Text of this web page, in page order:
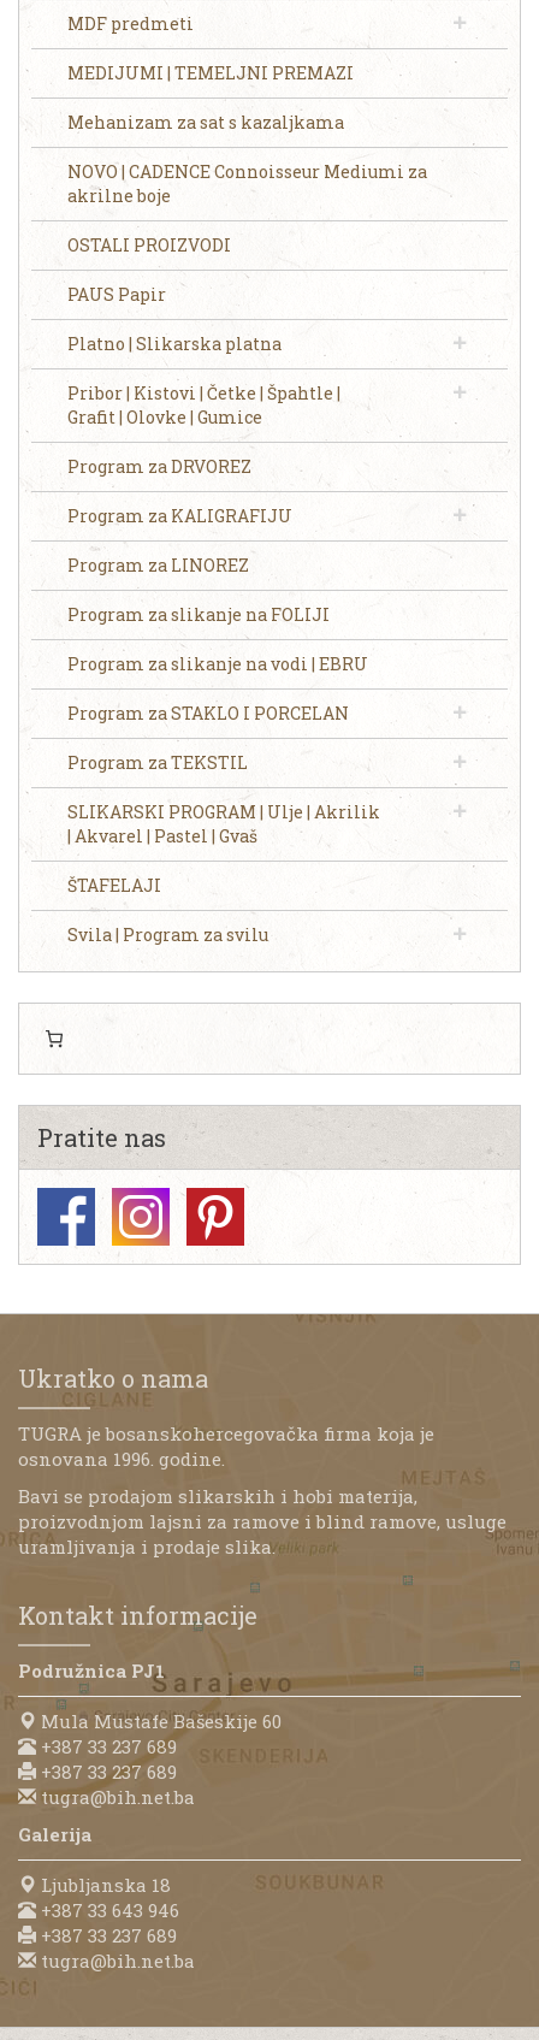
MDF predmeti
MEDIJUMI | TEMELJNI PREMAZI
Mehanizam za sat s kazaljkama
NOVO | CADENCE Connoisseur Mediumi za
akrilne boje
OSTALI PROIZVODI
PAUS Papir
Platno | Slikarska platna
Pribor | Kistovi | Četke | Špahtle |
Grafit | Olovke | Gumice
Program za DRVOREZ
Program za KALIGRAFIJU
Program za LINOREZ
Program za slikanje na FOLIJI
Program za slikanje na vodi | EBRU
Program za STAKLO I PORCELAN
Program za TEKSTIL
SLIKARSKI PROGRAM | Ulje | Akrilik
| Akvarel | Pastel | Gvaš
ŠTAFELAJI
Svila | Program za svilu
Pratite nas
Ukratko o nama
TUGRA je bosanskohercegovačka firma koja je
osnovana 1996. godine.
Bavi se prodajom slikarskih i hobi materija,
proizvodnjom lajsni za ramove i blind ramove, usluge
uramljivanja i prodaje slika.
Kontakt informacije
Podružnica PJ1
Mula Mustafe Bašeskije 60
+387 33 237 689
+387 33 237 689
tugra@bih.net.ba
Galerija
Ljubljanska 18
+387 33 643 946
+387 33 237 689
tugra@bih.net.ba